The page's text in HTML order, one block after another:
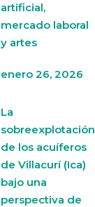
artificial,
mercado laboral
y artes
enero 26, 2026
La
sobreexplotación
de los acuíferos
de Villacurí (Ica)
bajo una
perspectiva de